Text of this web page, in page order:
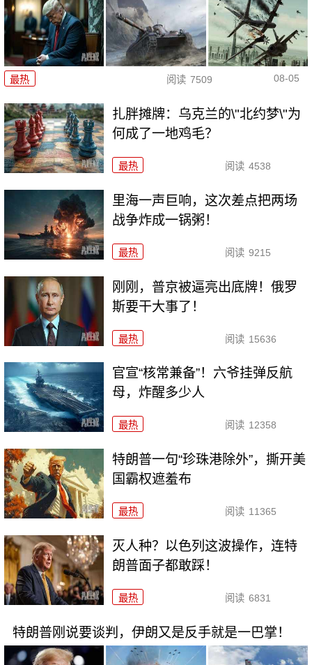
最热 阅读 7509 08-05
扎胖摊牌：乌克兰的\"北约梦\"为
何成了一地鸡毛？
最热 阅读 4538
里海一声巨响，这次差点把两场
战争炸成一锅粥！
最热 阅读 9215
刚刚，普京被逼亮出底牌！俄罗
斯要干大事了！
最热 阅读 15636
官宣“核常兼备”！六爷挂弹反航
母，炸醒多少人
最热 阅读 12358
特朗普一句“珍珠港除外”，撕开美
国霸权遮羞布
最热 阅读 11365
灭人种？以色列这波操作，连特
朗普面子都敢踩！
最热 阅读 6831
特朗普刚说要谈判，伊朗又是反手就是一巴掌！